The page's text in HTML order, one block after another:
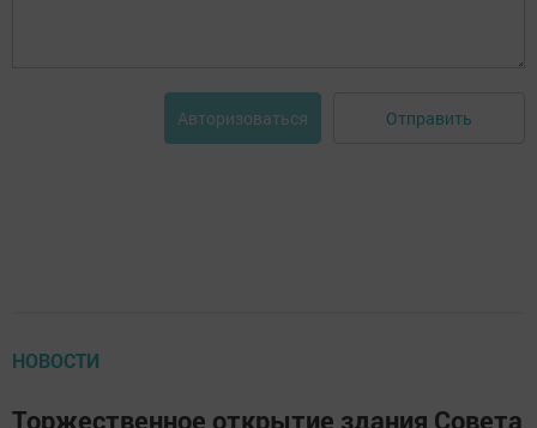
Авторизоваться Отправить
НОВОСТИ
Торжественное открытие здания Совета